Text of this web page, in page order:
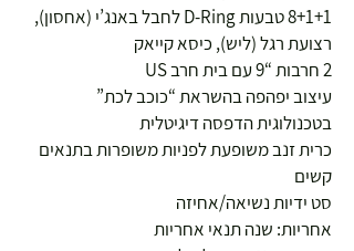
8+1+1 טבעות D-Ring לחבל באנג’י (אחסון),
רצועת רגל (ליש), כיסא קייאק
2 חרבות “9 עם בית חרב US
עיצוב יפהפה בהשראת “כוכב לכת”
בטכנולוגית הדפסה דיגיטלית
כרית זנב משופעת לפניות משופרות בתנאים
קשים
סט ידיות נשיאה/אחיזה
אחריות: שנה תנאי אחריות